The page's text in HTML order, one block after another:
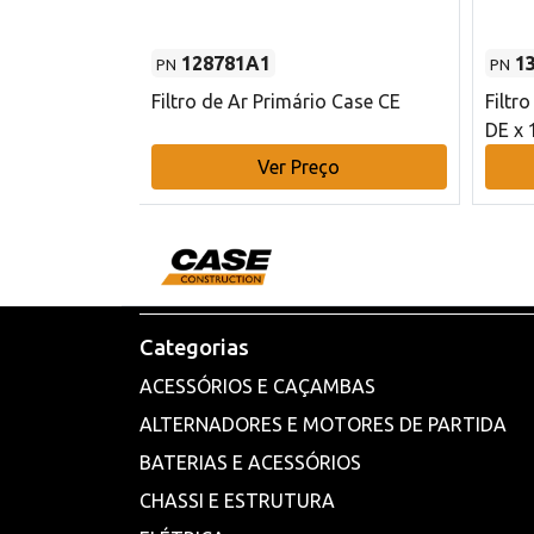
PN 128781A1
Filtro de Ar Primário Case CE
Ver Preço
PN
DE x
Categorias
ACESSÓRIOS E CAÇAMBAS
ALTERNADORES E MOTORES DE PARTIDA
BATERIAS E ACESSÓRIOS
CHASSI E ESTRUTURA